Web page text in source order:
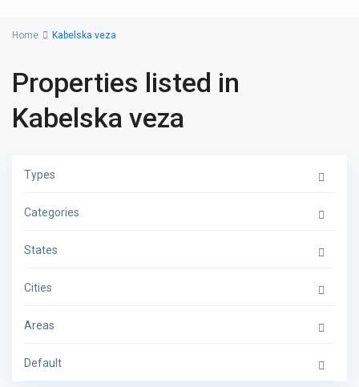
Home Kabelska veza
Properties listed in
Kabelska veza
Types
Categories
States
Cities
Areas
Default